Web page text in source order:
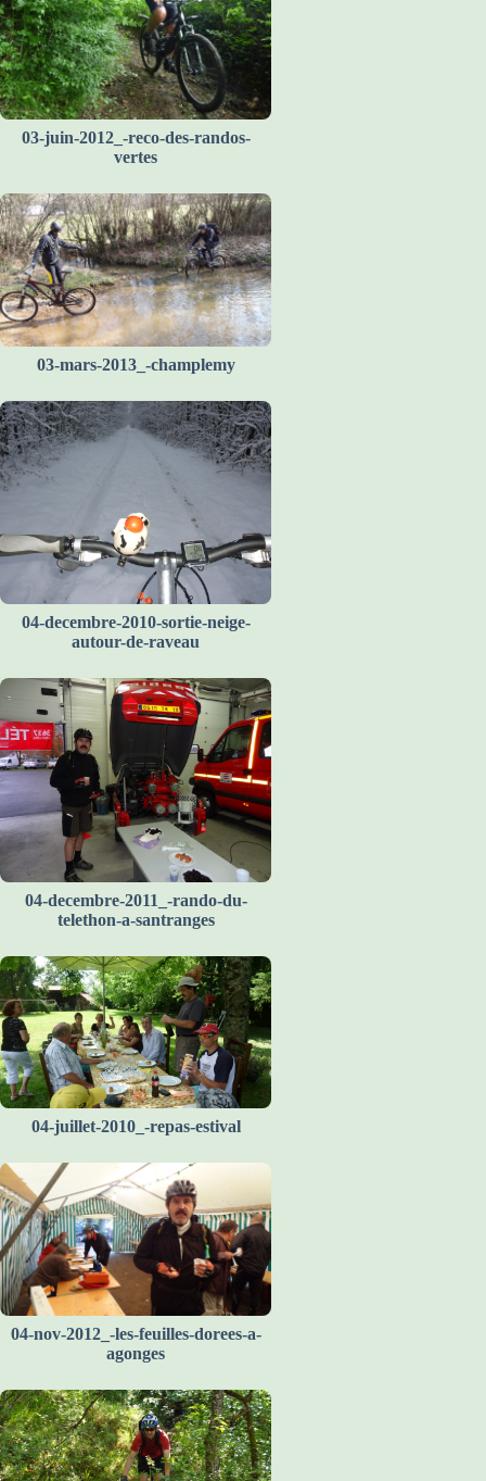
03-juin-2012_-reco-des-randos-
vertes
03-mars-2013_-champlemy
04-decembre-2010-sortie-neige-
autour-de-raveau
04-decembre-2011_-rando-du-
telethon-a-santranges
04-juillet-2010_-repas-estival
04-nov-2012_-les-feuilles-dorees-a-
agonges